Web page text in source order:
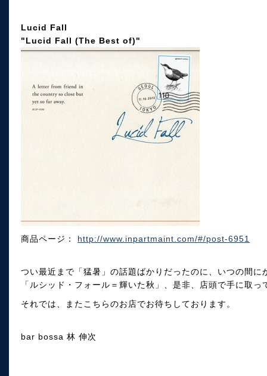
Lucid Fall
"Lucid Fall (The Best of)"
商品ページ： http://www.inpartmaint.com/#/post-6951
つい最近まで「猛暑」の話題ばかりだったのに、いつの間
「ルシッド・フォール＝輝いた秋」、是非、店頭で手に取っ
それでは、またこちらのお店でお待ちしております。
bar bossa 林 伸次